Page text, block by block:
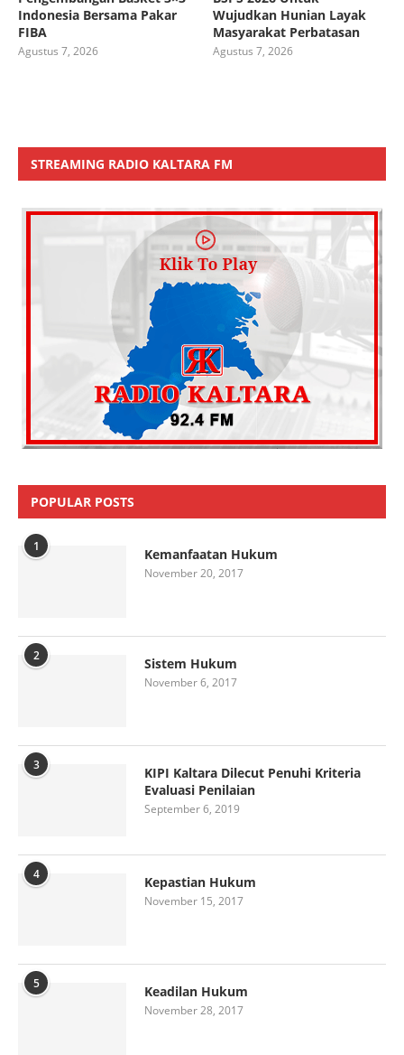
Indonesia Bersama Pakar
FIBA
Agustus 7, 2026
Wujudkan Hunian Layak
Masyarakat Perbatasan
Agustus 7, 2026
STREAMING RADIO KALTARA FM
POPULAR POSTS
1 Kemanfaatan Hukum
November 20, 2017
2 Sistem Hukum
November 6, 2017
3
KIPI Kaltara Dilecut Penuhi Kriteria
Evaluasi Penilaian
September 6, 2019
4 Kepastian Hukum
November 15, 2017
5 Keadilan Hukum
November 28, 2017